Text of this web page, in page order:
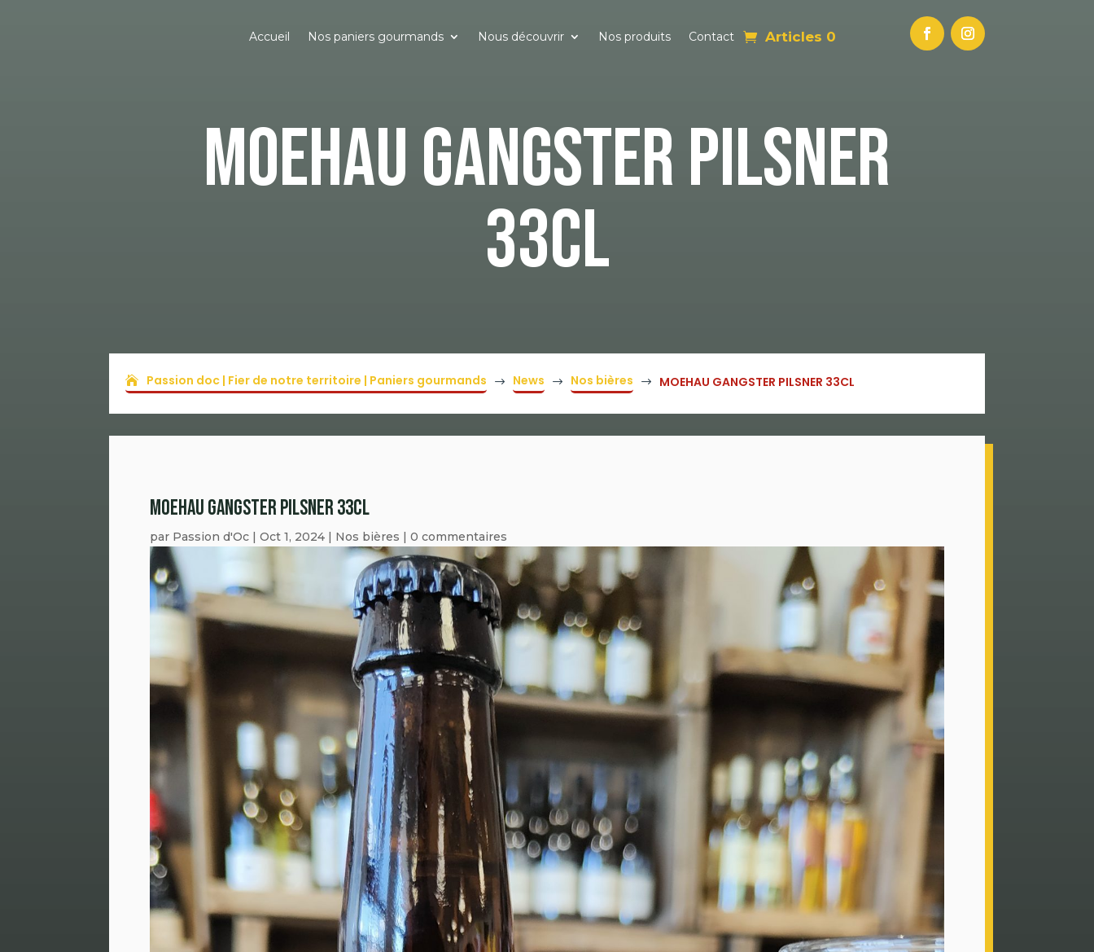
Accueil Nos paniers gourmands Nous découvrir Nos produits Contact Articles 0
MOEHAU GANGSTER PILSNER
33CL
Passion doc | Fier de notre territoire | Paniers gourmands $ News $ Nos bières $ MOEHAU GANGSTER PILSNER 33CL
MOEHAU GANGSTER PILSNER 33CL
par Passion d'Oc |Oct 1, 2024 | Nos bières |0 commentaires